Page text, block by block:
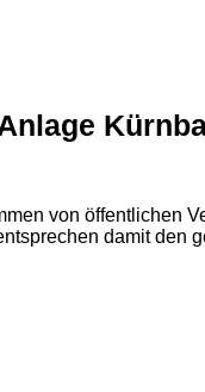
von öffentlichen
damit den